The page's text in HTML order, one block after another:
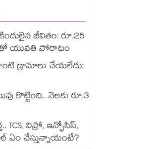
జీవితం: రూ.25
యువతి పోరాటం
డ్రామాలు చేయలేదు:
కొట్టింది.. నెలకు రూ.3
TCS, విప్రో, ఇన్ఫోసిస్,
ఏం చేస్తున్నాయంటే?